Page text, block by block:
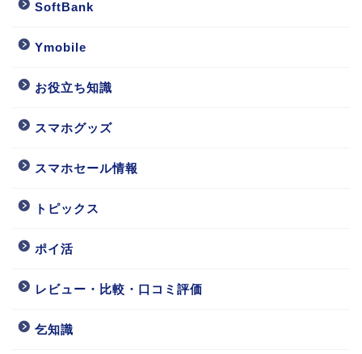
SoftBank
Ymobile
お役立ち知識
スマホグッズ
スマホセール情報
トピックス
ポイ活
レビュー・比較・口コミ評価
乞知識